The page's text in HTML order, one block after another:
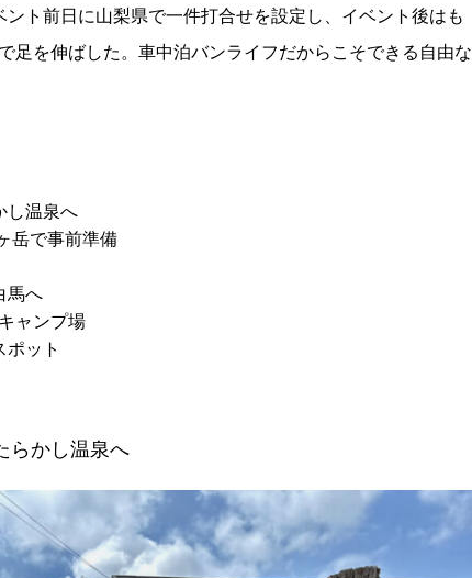
ト前日に山梨県で一件打合せを設定し、イベント後はも
足を伸ばした。車中泊バンライフだからこそできる自由な
し温泉へ
岳で事前準備
馬へ
ャンプ場
ット
らかし温泉へ